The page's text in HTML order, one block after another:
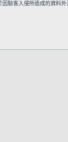
駭客入侵所造成的資料